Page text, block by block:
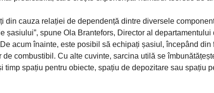
din cauza relației de dependență dintre diversele
șasiului”, spune Ola Brantefors, Director al
acum înainte, este posibil să echipați șasiul, începând
de combustibil. Cu alte cuvinte, sarcina utilă se
timp spațiu pentru obiecte, spațiu de depozitare sau spațiu